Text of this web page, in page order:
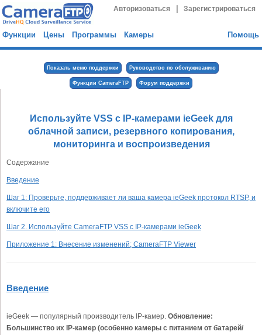
Авторизоваться Зарегистрироваться
Функции Цены Программы Камеры Помощь
Показать меню поддержки Руководство по обслуживанию
Функции CameraFTP Форум поддержки
Используйте VSS с IP-камерами ieGeek для
облачной записи, резервного копирования,
мониторинга и воспроизведения
Содержание
Введение
Шаг 1: Проверьте, поддерживает ли ваша камера ieGeek протокол RTSP, и
включите его
Шаг 2. Используйте CameraFTP VSS с IP-камерами ieGeek
Приложение 1: Внесение изменений; CameraFTP Viewer
Введение
ieGeek — популярный производитель IP-камер. Обновление:
Большинство их IP-камер (особенно камеры с питанием от батарей/